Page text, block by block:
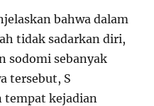
bahwa dalam
tidak sadarkan diri,
sodomi sebanyak
tersebut, S
kejadian